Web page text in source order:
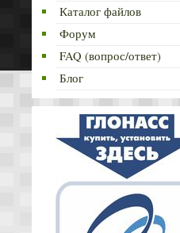
Каталог файлов
Форум
FAQ (вопрос/ответ)
Блог